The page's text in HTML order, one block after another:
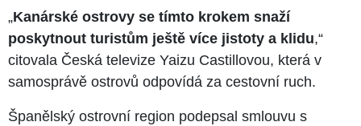
„Kanárské ostrovy se tímto krokem snaží
poskytnout turistům ještě více jistoty a klidu,“
citovala Česká televize Yaizu Castillovou, která v
samosprávě ostrovů odpovídá za cestovní ruch.
Španělský ostrovní region podepsal smlouvu s